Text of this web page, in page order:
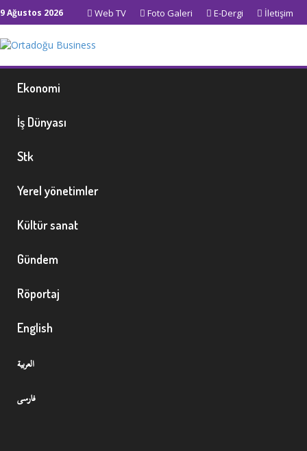
9 Ağustos 2026 Web TV Foto Galeri E-Dergi İletişim
Ekonomi
İş Dünyası
Stk
Yerel yönetimler
Kültür sanat
Gündem
Röportaj
English
العربية
فارسی